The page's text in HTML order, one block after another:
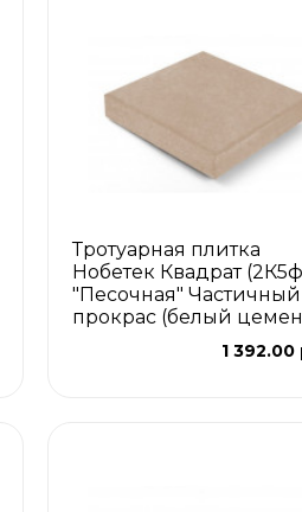
Тротуарная плитка
Нобетек Квадрат
"Песочная" Частичный
прокрас (белый
1 392.00